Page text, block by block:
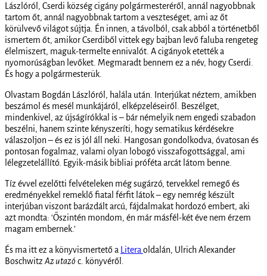
Lászlóról, Cserdi község cigány polgármesteréről, annál nagyobbnak
tartom őt, annál nagyobbnak tartom a veszteséget, ami az őt
körülvevő világot sújtja. Én innen, a távolból, csak abból a történetből
ismertem őt, amikor Cserdiből vittek egy bajban levő faluba rengeteg
élelmiszert, maguk-termelte ennivalót. A cigányok etették a
nyomorúságban levőket. Megmaradt bennem ez a név, hogy Cserdi.
És hogy a polgármesterük.
Olvastam Bogdán Lászlóról, halála után. Interjúkat néztem, amikben
beszámol és mesél munkájáról, elképzeléseiről. Beszélget,
mindenkivel, az újságírókkal is – bár némelyik nem engedi szabadon
beszélni, hanem szinte kényszeríti, hogy sematikus kérdésekre
válaszoljon – és ez is jól áll neki. Hangosan gondolkodva, óvatosan és
pontosan fogalmaz, valami olyan lobogó visszafogottsággal, ami
lélegzetelállító. Egyik-másik bibliai próféta arcát látom benne.
Tíz évvel ezelőtti felvételeken még sugárzó, tervekkel remegő és
eredményekkel remeklő fiatal férfit látok – egy nemrég készült
interjúban viszont barázdált arcú, fájdalmakat hordozó embert, aki
azt mondta: ‘Őszintén mondom, én már másfél-két éve nem érzem
magam embernek.’
És ma itt ez a könyvismertető a Litera oldalán, Ulrich Alexander
Boschwitz Az utazó c. könyvéről.